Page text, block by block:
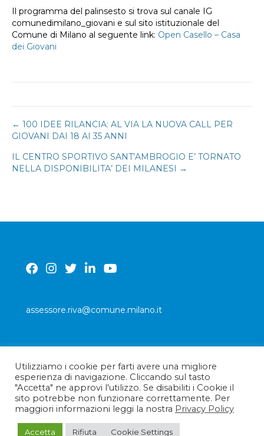
Il programma del palinsesto si trova sul canale IG
comunedimilano_giovani e sul sito istituzionale del
Comune di Milano al seguente link: Open Casello – Casa
dei Giovani
Navigazione
articoli
← 100 IDEE RILANCIA: AL VIA LA NUOVA CALL PER
GIOVANI DAI 18 AI 35 ANNI
IL CENTRO SPORTIVO SANT’AMBROGIO E’ TORNATO
NELLA DISPONIBILITA’ DEI MILANESI →
assessore.riva@comune.milano.it
PRIVACY POLICY
Utilizziamo i cookie per farti avere una migliore
esperienza di navigazione. Cliccando sul tasto
"Accetta" ne approvi l'utilizzo. Se disabiliti i Cookie il
sito potrebbe non funzionare correttamente. Per
maggiori informazioni leggi la nostra Privacy Policy
Accetta Rifiuta Cookie Settings